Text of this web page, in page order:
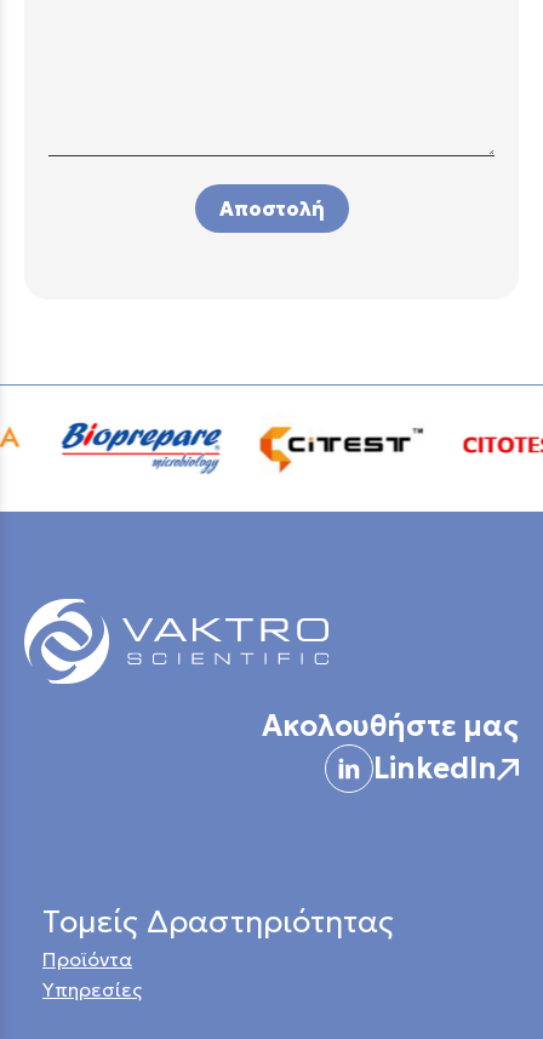
Αποστολή
Ακολουθήστε μας
LinkedIn
Τομείς Δραστηριότητας
Προϊόντα
Υπηρεσίες